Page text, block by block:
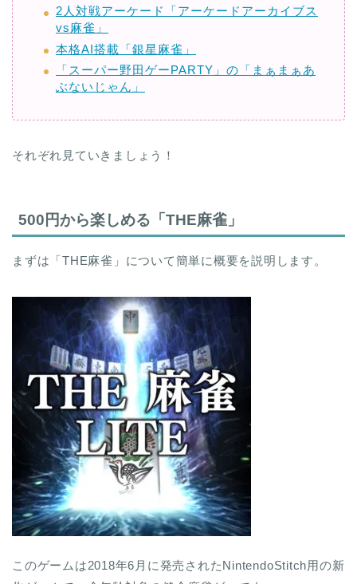
2人対戦アーケード「アーケードアーカイブス
vs麻雀」
本格AI搭載「銀星麻雀」
「スーパー野田ゲーPARTY」の「まぁまぁあ
ぶないじゃん」
それぞれ見ていきましょう！
500円から楽しめる「THE麻雀」
まずは「THE麻雀」について簡単に概要を説明します。
このゲームは2018年6月に発売されたNintendoStitch用の新